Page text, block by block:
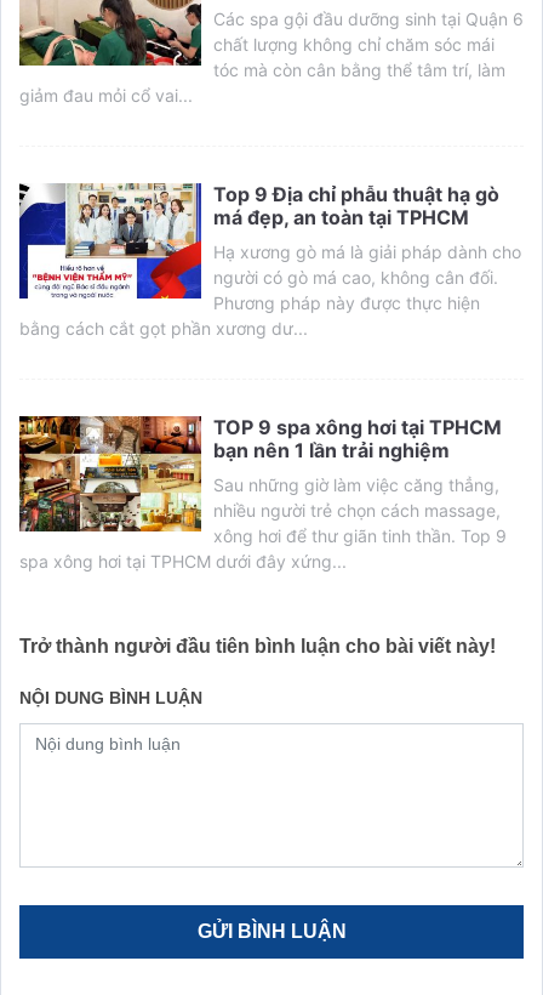
Các spa gội đầu dưỡng sinh tại Quận 6
chất lượng không chỉ chăm sóc mái
tóc mà còn cân bằng thể tâm trí, làm
giảm đau mỏi cổ vai...
Top 9 Địa chỉ phẫu thuật hạ gò
má đẹp, an toàn tại TPHCM
Hạ xương gò má là giải pháp dành cho
người có gò má cao, không cân đối.
Phương pháp này được thực hiện
bằng cách cắt gọt phần xương dư...
TOP 9 spa xông hơi tại TPHCM
bạn nên 1 lần trải nghiệm
Sau những giờ làm việc căng thẳng,
nhiều người trẻ chọn cách massage,
xông hơi để thư giãn tinh thần. Top 9
spa xông hơi tại TPHCM dưới đây xứng...
Trở thành người đầu tiên bình luận cho bài viết này!
NỘI DUNG BÌNH LUẬN